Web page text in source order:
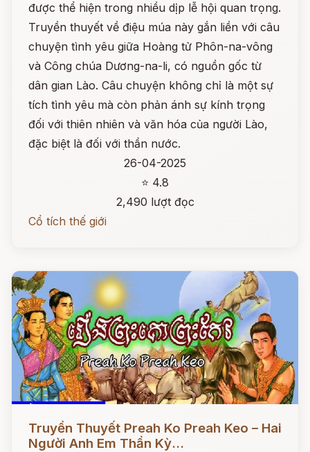
được thể hiện trong nhiều dịp lễ hội quan trọng.
Truyền thuyết về điệu múa này gắn liền với câu
chuyện tình yêu giữa Hoàng tử Phôn-na-vông
và Công chúa Dương-na-li, có nguồn gốc từ
dân gian Lào. Câu chuyện không chỉ là một sự
tích tình yêu mà còn phản ánh sự kính trọng
đối với thiên nhiên và văn hóa của người Lào,
đặc biệt là đối với thần nước.
26-04-2025
⭐ 4.8
2,490 lượt đọc
Cổ tích thế giới
Đọc ngay
Truyền Thuyết Preah Ko Preah Keo – Hai
Người Anh Em Thần Kỳ...